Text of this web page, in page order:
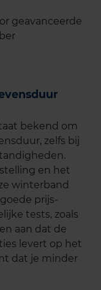
geavanceerde
bekend om
zelfs bij
en het
winterband
prijs-
tests, zoals
aan dat de
levert op het
dat je minder